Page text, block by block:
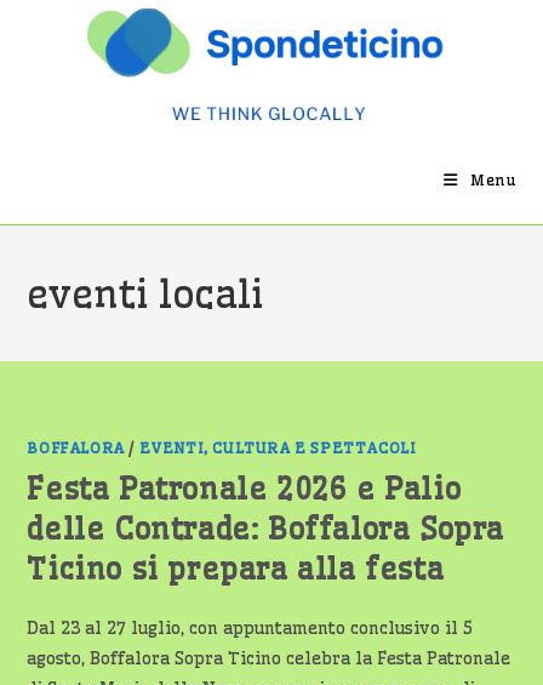
Menu
eventi locali
BOFFALORA/ EVENTI, CULTURA E SPETTACOLI
Festa Patronale 2026 e Palio
delle Contrade: Boffalora Sopra
Ticino si prepara alla festa
Dal 23 al 27 luglio, con appuntamento conclusivo il 5
agosto, Boffalora Sopra Ticino celebra la Festa Patronale